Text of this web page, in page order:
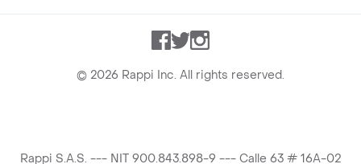
Facebook
TwitterInstagram
© 2026 Rappi Inc. All rights reserved.
Rappi S.A.S. --- NIT 900.843.898-9 --- Calle 63 # 16A-02